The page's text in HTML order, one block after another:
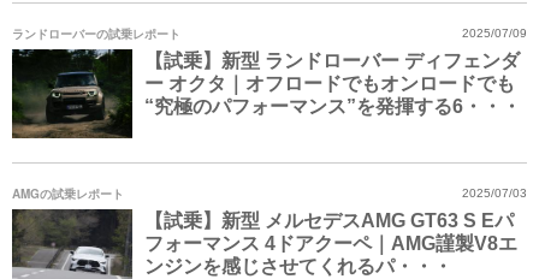
ランドローバーの試乗レポート 2025/07/09
【試乗】新型 ランドローバー ディフェンダ
ー オクタ｜オフロードでもオンロードでも
“究極のパフォーマンス”を発揮する6・・・
AMGの試乗レポート 2025/07/03
【試乗】新型 メルセデスAMG GT63 S Eパ
フォーマンス 4ドアクーペ｜AMG謹製V8エ
ンジンを感じさせてくれるパ・・・